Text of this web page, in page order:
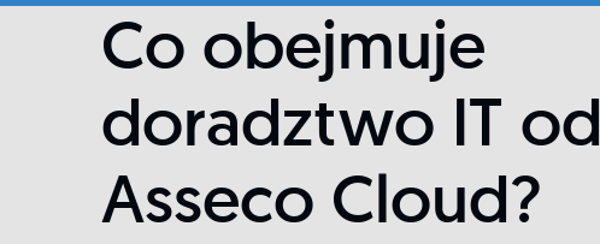
Co obejmuje
doradztwo IT od
Asseco Cloud?